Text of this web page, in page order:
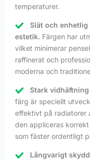
temperaturer.
Slät och
estetik. Färgen har
vilket minimerar
raffinerat och
moderna och
Stark
färg är speciellt
effektivt på radiatorer
den appliceras
som fäster ordentligt
Långvarigt